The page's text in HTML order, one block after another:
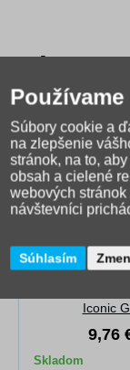
Iconic
9,76
Skladom
Súbory cookie a
na zlepšenie
stránok, na to,
obsah a cielené
webových
návštevníci
Súhlasím